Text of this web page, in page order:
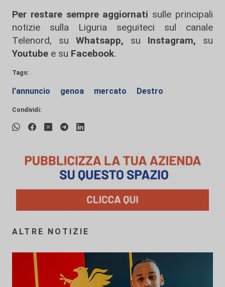
Per restare sempre aggiornati sulle principali
notizie sulla Liguria seguiteci sul canale
Telenord, su
Whatsapp, su Instagram, su
Youtube e su Facebook.
Tags:
l'annuncio genoa mercato Destro
Condividi:
ALTRE NOTIZIE